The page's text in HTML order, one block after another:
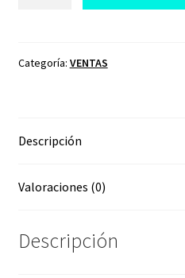
TU
Categoría: VENTAS
Descripción
Valoraciones (0)
Descripción